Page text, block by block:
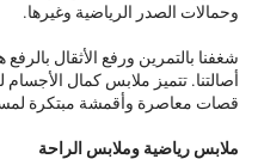
وحمالات الصدر الرياضية وغيرها.
شغفنا بالتمرين ورفع الأثقال
أصالتنا. تتميز ملابس كمال
قصات معاصرة وأقمشة مبتكرة
ملابس رياضية وملابس الراحة